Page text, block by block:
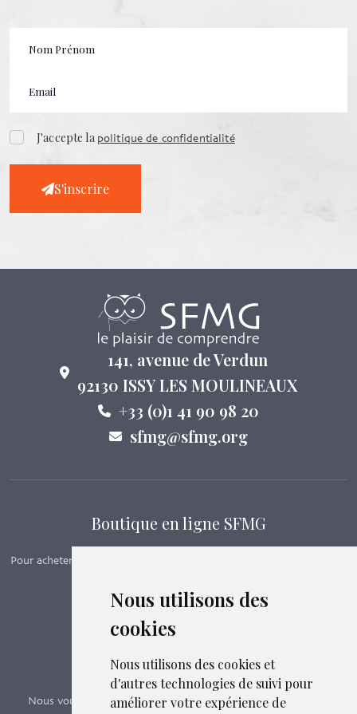
Nous utilisons des
cookies
Nous utilisons des cookies et
d'autres technologies de suivi pour
améliorer votre expérience de
J'accepte lapolitique de confidentialité
S'inscrire
141, avenue de Verdun
92130 ISSY LES MOULINEAUX
+33 (0)1 41 90 98 20
sfmg@sfmg.org
Boutique en ligne SFMG
Pour acheter nos manuels, adhérer et payer ses cotisations en ligne,
Boutique en ligne
Formations SFMG
Nous vous proposons des formations e-learning, présentiels,